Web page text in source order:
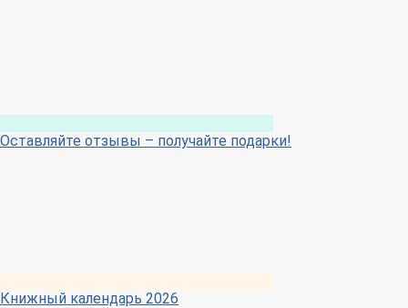
Оставляйте отзывы – получайте подарки!
Книжный календарь 2026